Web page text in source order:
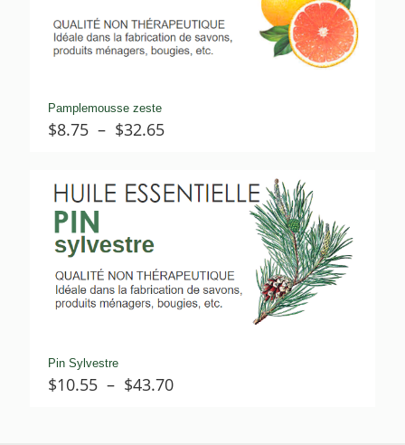
Pamplemousse zeste
$8.75 – $32.65Plage
$8.75
à
Pin Sylvestre
$10.55 – $43.70Plage